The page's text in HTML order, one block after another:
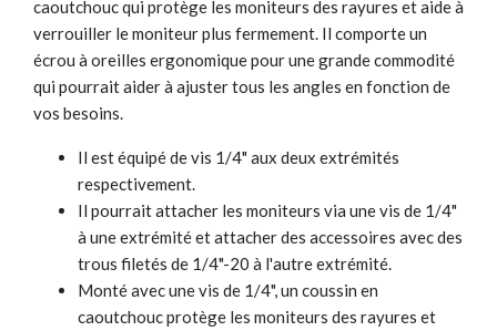
caoutchouc qui protège les moniteurs des rayures et aide à
verrouiller le moniteur plus fermement. Il comporte un
écrou à oreilles ergonomique pour une grande commodité
qui pourrait aider à ajuster tous les angles en fonction de
vos besoins.
Il est équipé de vis 1/4" aux deux extrémités
respectivement.
Il pourrait attacher les moniteurs via une vis de 1/4"
à une extrémité et attacher des accessoires avec des
trous filetés de 1/4"-20 à l'autre extrémité.
Monté avec une vis de 1/4", un coussin en
caoutchouc protège les moniteurs des rayures et